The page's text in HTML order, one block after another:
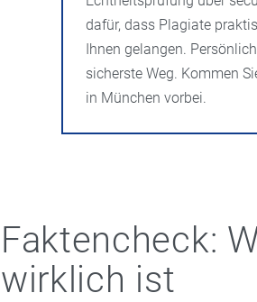
dafür, dass Plagiate
Ihnen gelangen.
sicherste Weg. Kommen
in München vorbei.
Faktencheck:
wirklich ist